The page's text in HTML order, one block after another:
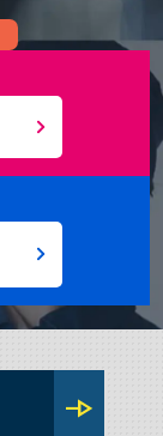
line_end_arrow